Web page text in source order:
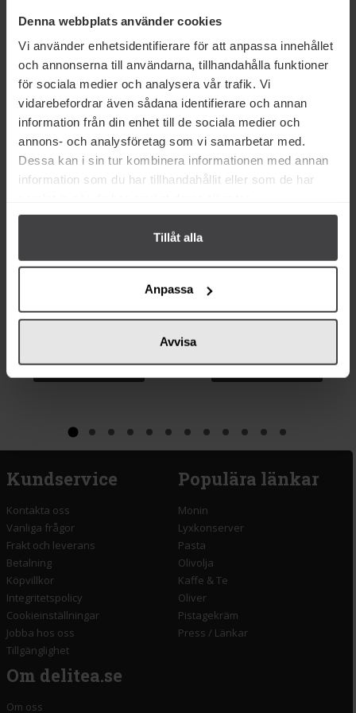
Denna webbplats använder cookies
Vi använder enhetsidentifierare för att anpassa innehållet
och annonserna till användarna, tillhandahålla funktioner
för sociala medier och analysera vår trafik. Vi
vidarebefordrar även sådana identifierare och annan
information från din enhet till de sociala medier och
annons- och analysföretag som vi samarbetar med.
Dessa kan i sin tur kombinera informationen med annan
information som du har tillhandahållit eller som de har
Tillåt alla
Anpassa
Avvisa
Produktfakta
Prishistorik
Andra köper även
Abba Champinjon- &
Skinkstuvning 185g
Köp
49 kr
Tulip Burkskinka 340g
Köp
Kundservice
Kontakta oss
Vanliga frågor
Frakt och leverans
Betalning
Köpvillkor
Integritetspolicy
Cookieinställningar
Jobba hos oss
Tillgänglighet
Populära länkar
Monin
Lyxkonserver
Pasta
Olivolja
Kaffe & Te
Oliver
Pistagekräm
Press / Länkar
Om delitea.se
Om oss